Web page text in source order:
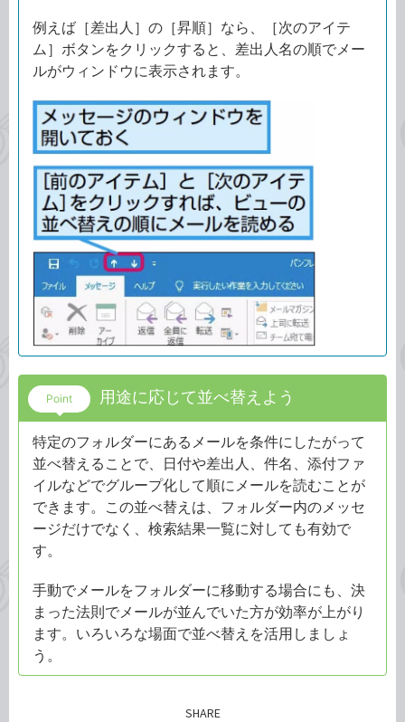
例えば［差出人］の［昇順］なら、［次のアイテ
ム］ボタンをクリックすると、差出人名の順でメー
ルがウィンドウに表示されます。
Point 用途に応じて並べ替えよう
特定のフォルダーにあるメールを条件にしたがって
並べ替えることで、日付や差出人、件名、添付ファ
イルなどでグループ化して順にメールを読むことが
できます。この並べ替えは、フォルダー内のメッセ
ージだけでなく、検索結果一覧に対しても有効で
す。
手動でメールをフォルダーに移動する場合にも、決
まった法則でメールが並んでいた方が効率が上がり
ます。いろいろな場面で並べ替えを活用しましょ
う。
SHARE